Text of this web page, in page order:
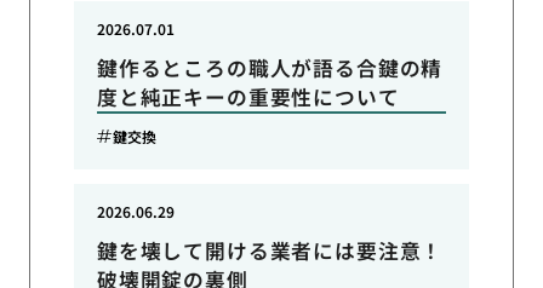
鍵作るところの職人が語る合鍵の精
度と純正キーの重要性について
2026.07.01
鍵交換
鍵を壊して開ける業者には要注意！
破壊開錠の裏側
2026.06.29